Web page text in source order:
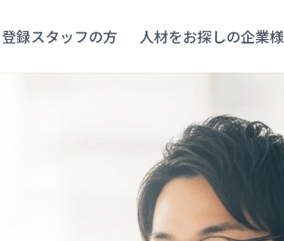
登録スタッフの方 人材をお探しの企業様